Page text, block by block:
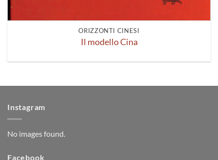
ORIZZONTI CINESI
Il modello Cina
Instagram
No images found.
Facebook